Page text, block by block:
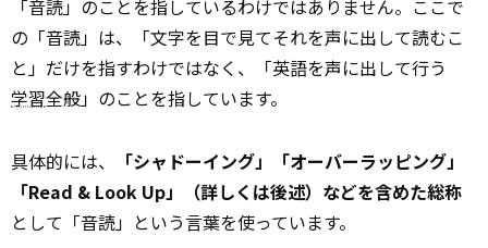
「音読」のことを指しているわけではありません。ここで
の「音読」は、「文字を目で見てそれを声に出して読むこ
と」だけを指すわけではなく、「英語を声に出して行う
学習全般」のことを指しています。
具体的には、
「シャドーイング」「オーバーラッピング」
「Read & Look Up」（詳しくは後述）などを含めた総称
として「音読」という言葉を使っています。